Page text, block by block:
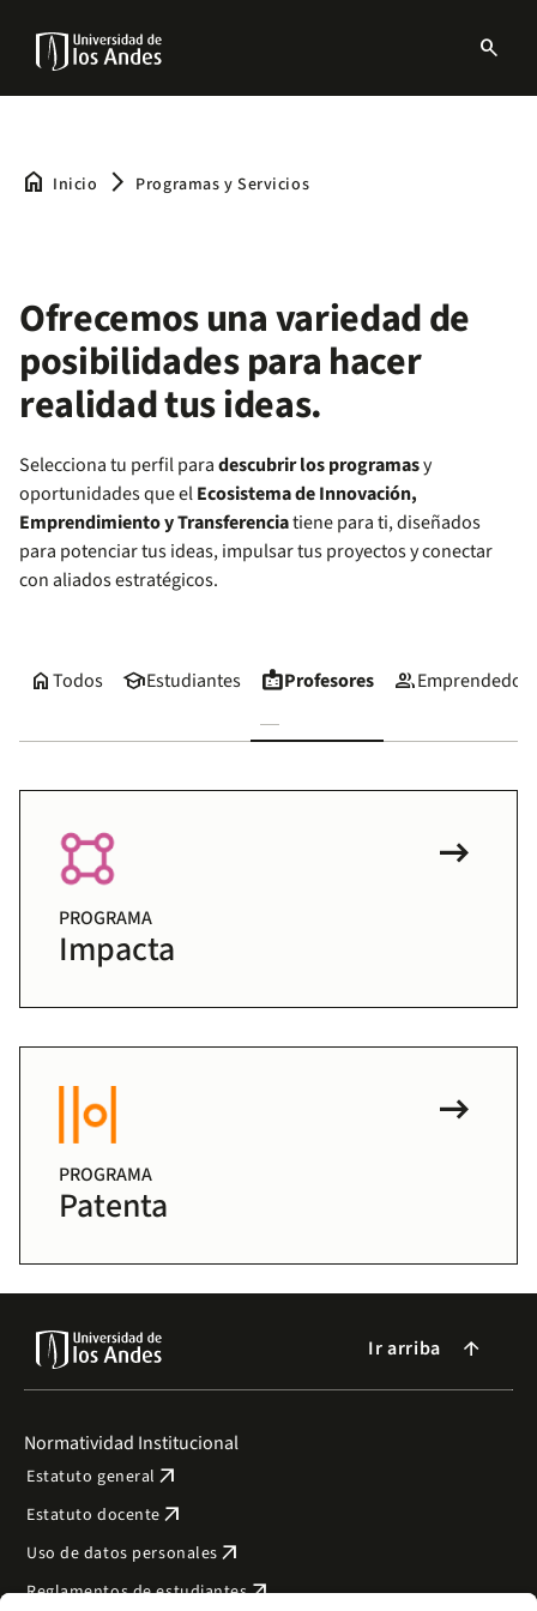
contenido
principal
Navbar
search
home Inicio arrow_forward_ios Programas y Servicios
Ofrecemos una variedad de
posibilidades para hacer
realidad tus ideas.
Selecciona tu perfil paradescubrir los programasy
oportunidades que elEcosistema de Innovación,
Emprendimiento y Transferenciatiene para ti, diseñados
para potenciar tus ideas, impulsar tus proyectos y conectar
con aliados estratégicos.
homeTodos schoolEstudiantes badgeProfesores group
PROGRAMA
Impacta
arrow_right_alt
PROGRAMA
Patenta
arrow_right_alt
Ir arriba arrow_forward
Normatividad Institucional
Estatuto general arrow_outward
Estatuto docente arrow_outward
Uso de datos personales arrow_outward
Reglamentos de estudiantesarrow_outward